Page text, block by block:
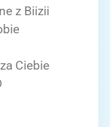
z Biizii
Ciebie